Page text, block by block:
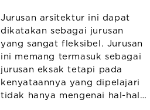
Jurusan arsitektur ini dapat
dikatakan sebagai jurusan
yang sangat fleksibel. Jurusan
ini memang termasuk sebagai
jurusan eksak tetapi pada
kenyataannya yang dipelajari
tidak hanya mengenai hal-hal